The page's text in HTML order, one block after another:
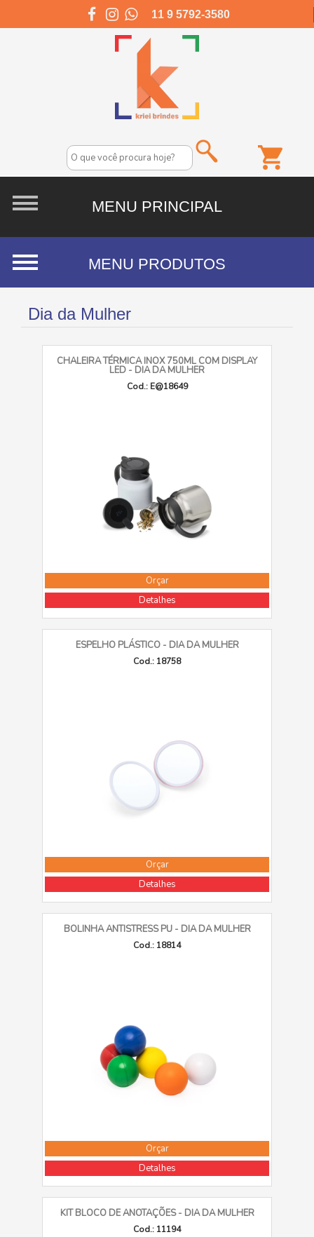
11 9 5792-3580
Dia da Mulher
CHALEIRA TÉRMICA INOX 750ML COM DISPLAY
LED - DIA DA MULHER
Cod.: E@18649
Orçar
Detalhes
ESPELHO PLÁSTICO - DIA DA MULHER
Cod.: 18758
Orçar
Detalhes
BOLINHA ANTISTRESS PU - DIA DA MULHER
Cod.: 18814
Orçar
Detalhes
KIT BLOCO DE ANOTAÇÕES - DIA DA MULHER
Cod.: 11194